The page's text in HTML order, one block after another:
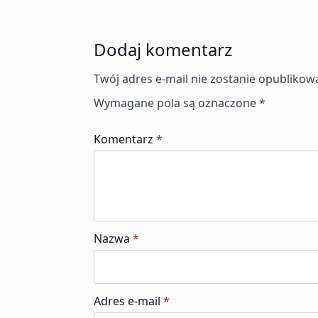
Dodaj komentarz
Twój adres e-mail nie zostanie
Wymagane pola są oznaczone*
Komentarz *
Nazwa *
Adres e-mail *